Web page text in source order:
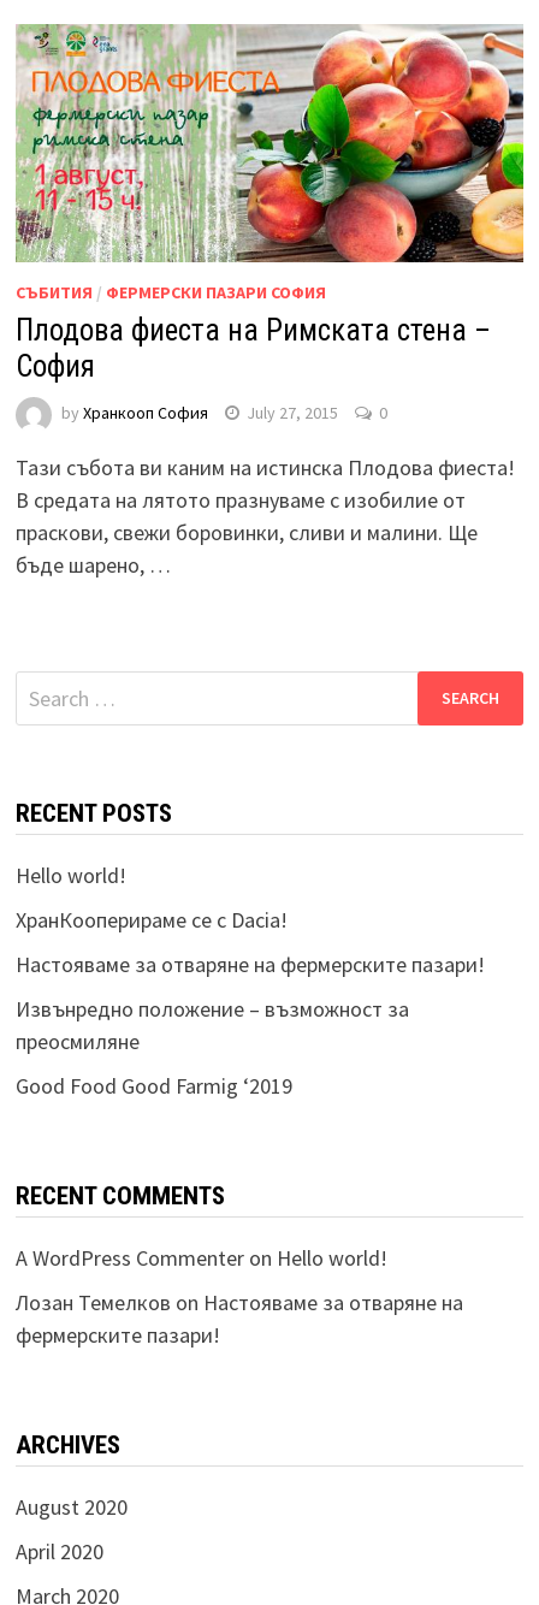
СЪБИТИЯ / ФЕРМЕРСКИ ПАЗАРИ СОФИЯ
Плодова фиеста на Римската стена –
София
by Хранкооп София July 27, 2015 0
Тази събота ви каним на истинска Плодова фиеста!
В средата на лятото празнуваме с изобилие от
праскови, свежи боровинки, сливи и малини. Ще
бъде шарено, …
Search
for:
RECENT POSTS
Hello world!
ХранКооперираме се с Dacia!
Настояваме за отваряне на фермерските пазари!
Извънредно положение – възможност за
преосмиляне
Good Food Good Farmig ‘2019
RECENT COMMENTS
A WordPress Commenteron Hello world!
Лозан Темелков on Настояваме за отваряне на
фермерските пазари!
ARCHIVES
August 2020
April 2020
March 2020